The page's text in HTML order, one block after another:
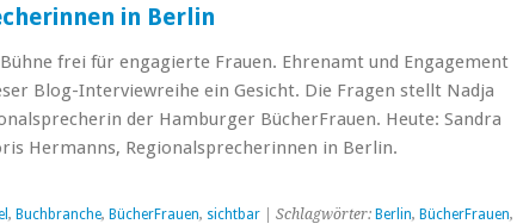
in Berlin
frei für engagierte Frauen. Ehrenamt und Engagement
Blog-Interviewreihe ein Gesicht. Die Fragen stellt Nadja
der Hamburger BücherFrauen. Heute: Sandra
Hermanns, Regionalsprecherinnen in Berlin.
, Buchbranche, BücherFrauen, sichtbar| Schlagwörter: Berlin, BücherFrauen,